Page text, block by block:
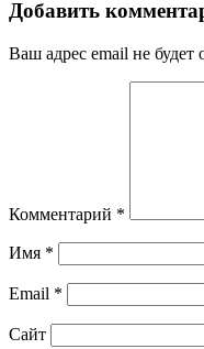
Добавить
Ваш адрес email не будет
Комментарий *
Имя *
Email *
Сайт